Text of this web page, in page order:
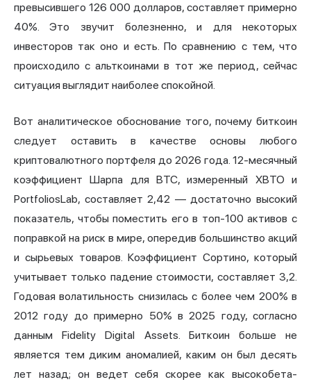
превысившего 126 000 долларов, составляет примерно
40%. Это звучит болезненно, и для некоторых
инвесторов так оно и есть. По сравнению с тем, что
происходило с альткоинами в тот же период, сейчас
ситуация выглядит наиболее спокойной.
Вот аналитическое обоснование того, почему биткоин
следует оставить в качестве основы любого
криптовалютного портфеля до 2026 года. 12-месячный
коэффициент Шарпа для BTC, измеренный XBTO и
PortfoliosLab, составляет 2,42 — достаточно высокий
показатель, чтобы поместить его в топ-100 активов с
поправкой на риск в мире, опередив большинство акций
и сырьевых товаров. Коэффициент Сортино, который
учитывает только падение стоимости, составляет 3,2.
Годовая волатильность снизилась с более чем 200% в
2012 году до примерно 50% в 2025 году, согласно
данным Fidelity Digital Assets. Биткоин больше не
является тем диким аномалией, каким он был десять
лет назад; он ведет себя скорее как высокобета-